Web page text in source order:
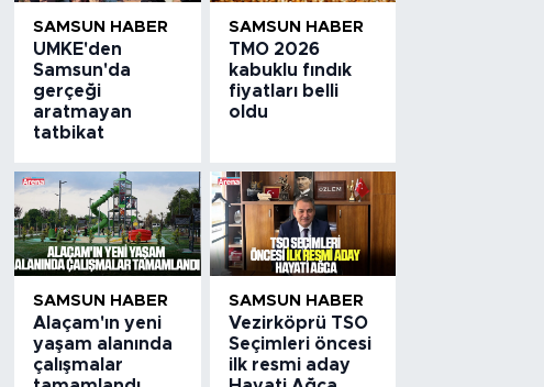
SAMSUN HABER
UMKE'den
Samsun'da
gerçeği
aratmayan
tatbikat
SAMSUN HABER
TMO 2026
kabuklu fındık
fiyatları belli
oldu
SAMSUN HABER
Alaçam'ın yeni
yaşam alanında
çalışmalar
SAMSUN HABER
Vezirköprü TSO
Seçimleri öncesi
ilk resmi aday